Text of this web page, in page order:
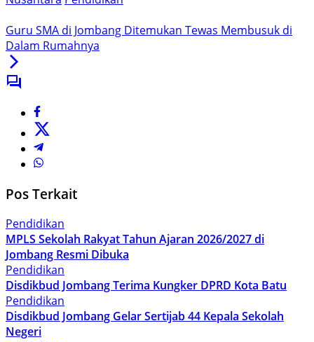
Guru SMA di Jombang Ditemukan Tewas Membusuk di
Dalam Rumahnya
Pos Terkait
Pendidikan
MPLS Sekolah Rakyat Tahun Ajaran 2026/2027 di
Jombang Resmi Dibuka
Pendidikan
Disdikbud Jombang Terima Kungker DPRD Kota Batu
Pendidikan
Disdikbud Jombang Gelar Sertijab 44 Kepala Sekolah
Negeri